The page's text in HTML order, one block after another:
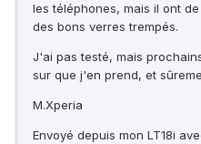
les téléphones, mais il ont
des bons verres trempés.
J'ai pas testé, mais
sur que j'en prend, et
M.Xperia
Envoyé depuis mon LT18i